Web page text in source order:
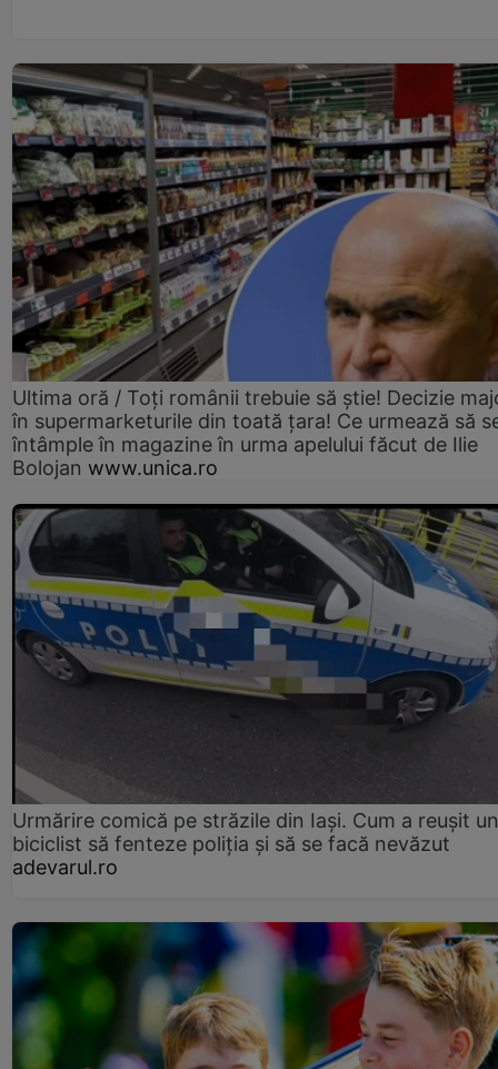
Ultima oră / Toți românii trebuie să știe! Decizie
în supermarketurile din toată țara! Ce urmează să
întâmple în magazine în urma apelului făcut de Ilie
Bolojan www.unica.ro
Urmărire comică pe străzile din Iași. Cum a reușit un
biciclist să fenteze poliția și să se facă nevăzut
adevarul.ro